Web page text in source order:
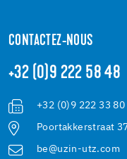
CONTACTEZ-NOUS
+32 (0)9 222 58 48
+32 (0)9 222 33 80
Poortakkerstraat
be@uzin-utz.com